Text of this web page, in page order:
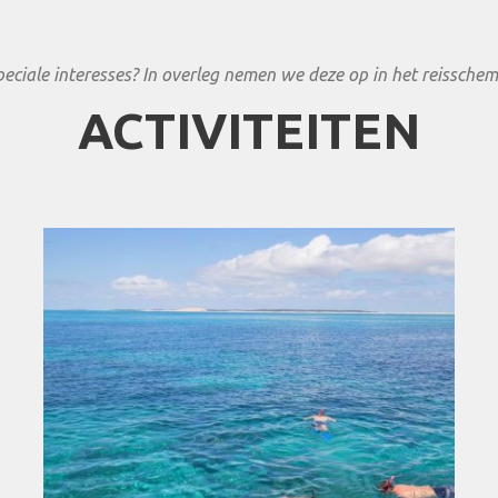
interesses? In overleg nemen we deze op in het
ACTIVITEITEN